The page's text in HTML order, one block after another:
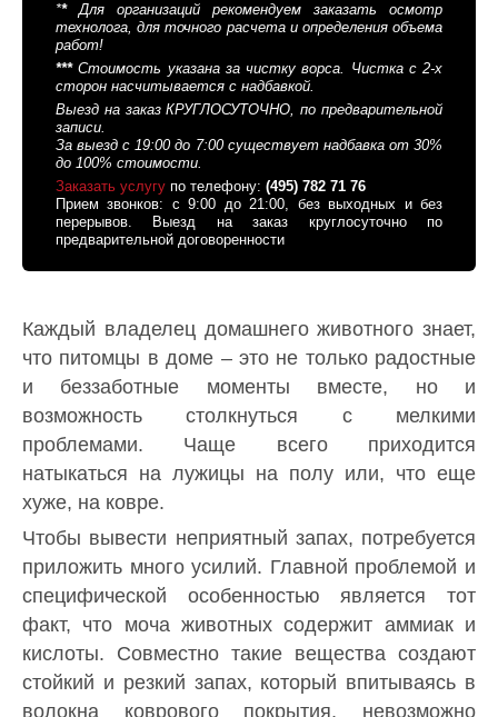
**Для организаций рекомендуем заказать осмотр
технолога, для точного расчета и определения объема
работ!
***Стоимость указана за чистку ворса. Чистка с 2-х
сторон насчитывается с надбавкой.
Выезд на заказ КРУГЛОСУТОЧНО, по предварительной
записи.
За выезд с 19:00 до 7:00 существует надбавка от 30%
до 100% стоимости.
Заказать услугу по телефону: (495) 782 71 76
Прием звонков: с 9:00 до 21:00, без выходных и без
перерывов. Выезд на заказ круглосуточно по
предварительной договоренности
Каждый владелец домашнего животного знает,
что питомцы в доме – это не только радостные
и беззаботные моменты вместе, но и
возможность столкнуться с мелкими
проблемами. Чаще всего приходится
натыкаться на лужицы на полу или, что еще
хуже, на ковре.
Чтобы вывести неприятный запах, потребуется
приложить много усилий. Главной проблемой и
специфической особенностью является тот
факт, что моча животных содержит аммиак и
кислоты. Совместно такие вещества создают
стойкий и резкий запах, который впитываясь в
волокна коврового покрытия, невозможно